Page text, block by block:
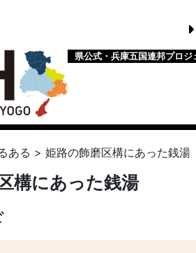
県公式・兵庫五国連邦プロジ
ある > 姫路の飾磨区構にあった銭湯
構にあった銭湯